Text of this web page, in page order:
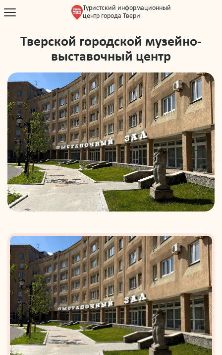
Туристский информационный
центр города Твери
Тверской городской музейно-
выставочный центр